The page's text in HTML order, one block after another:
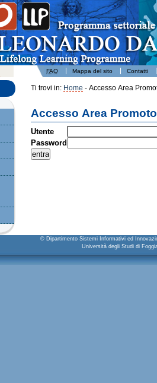
- Università degli Studi di Foggia
FAQ Mappa del sito Contatti
Ti trovi in: Home - Accesso Area
Accesso Area
Utente
Password
© Dipartimento Sistemi Informativi ed
Università degli Studi di